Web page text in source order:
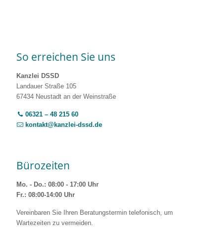
So erreichen Sie uns
Kanzlei DSSD
Landauer Straße 105
67434 Neustadt an der Weinstraße
06321 – 48 215 60
kontakt@kanzlei-dssd.de
Bürozeiten
Mo. - Do.: 08:00 - 17:00 Uhr
Fr.: 08:00-14:00 Uhr
Vereinbaren Sie Ihren Beratungstermin telefonisch, um
Wartezeiten zu vermeiden.